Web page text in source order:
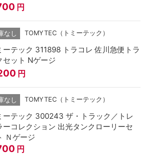
円
なし TOMYTEC（トミーテック）
ーテック 311898 トラコレ 佐川急便トラ
セット Nゲージ
円
なし TOMYTEC（トミーテック）
ーテック 300243 ザ・トラック／トレ
ーコレクション 出光タンクローリーセ
Ｎゲージ
円